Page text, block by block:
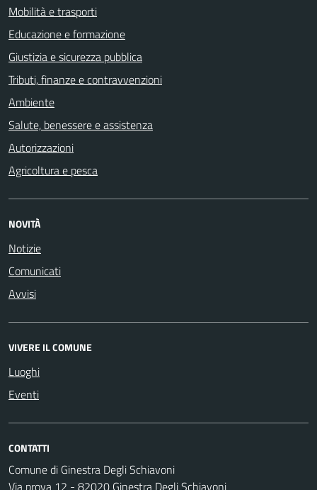
Mobilità e trasporti
Educazione e formazione
Giustizia e sicurezza pubblica
Tributi, finanze e contravvenzioni
Ambiente
Salute, benessere e assistenza
Autorizzazioni
Agricoltura e pesca
NOVITÀ
Notizie
Comunicati
Avvisi
VIVERE IL COMUNE
Luoghi
Eventi
CONTATTI
Comune di Ginestra Degli Schiavoni
Via prova 12 - 82020 Ginestra Degli Schiavoni